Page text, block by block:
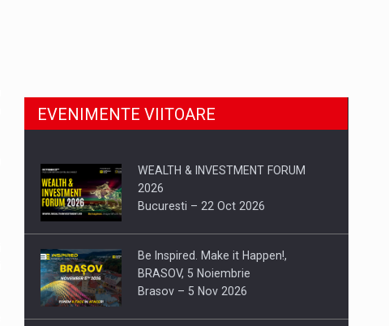
EVENIMENTE VIITOARE
WEALTH & INVESTMENT FORUM
2026
Bucuresti – 22 Oct 2026
Be Inspired. Make it Happen!,
BRASOV, 5 Noiembrie
Brasov – 5 Nov 2026